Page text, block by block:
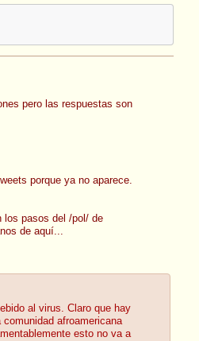
pero las respuestas son
porque ya no aparece.
los pasos del /pol/ de
de aquí...
al virus. Claro que hay
afroamericana
esto no va a